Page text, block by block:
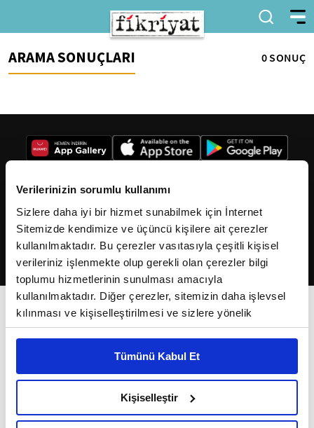
Verilerinizin sorumlu kullanımı
Sizlere daha iyi bir hizmet sunabilmek için İnternet
Sitemizde kendimize ve üçüncü kişilere ait çerezler
kullanılmaktadır. Bu çerezler vasıtasıyla çeşitli kişisel
verileriniz işlenmekte olup gerekli olan çerezler bilgi
toplumu hizmetlerinin sunulması amacıyla
kullanılmaktadır. Diğer çerezler, sitemizin daha işlevsel
kılınması ve kişiselleştirilmesi ve sizlere yönelik
reklam/pazarlama faaliyetlerinin yapılması, amaçlarıyla
Çerezlere ilişkin tercihlerinizi çerez paneli vasıtasıyla
belirleyebilirsiniz. Çerezlere ilişkin detaylı bilgi için
Ayarlar butonuna tıklayabilir,Çerez Bilgilendirme
Metnimizi ziyaret edebilirsiniz.
Tümünü Kabul Et
Kişiselleştir
ARAMA SONUÇLARI 0 SONUÇ
2026Fikriyat. Tüm hakları saklıdır.